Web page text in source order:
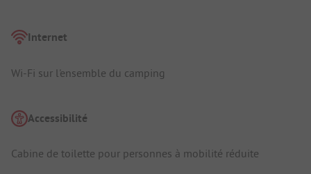
Internet
Wi-Fi sur l'ensemble du camping
Accessibilité
Cabine de toilette pour personnes à mobilité réduite